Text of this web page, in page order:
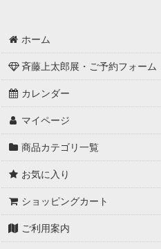
ホーム
斉藤上太郎展・ご予約フォーム
カレンダー
マイページ
商品カテゴリ一覧
お気に入り
ショッピングカート
ご利用案内